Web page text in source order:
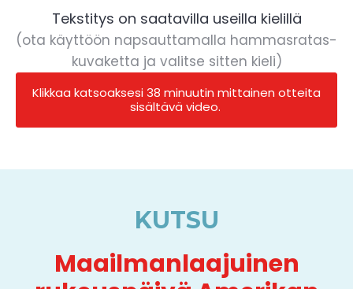
Tekstitys on saatavilla useilla kielillä
(ota käyttöön napsauttamalla hammasratas-
kuvaketta ja valitse sitten kieli)
Klikkaa katsoaksesi 38 minuutin mittainen otteita
sisältävä video.
KUTSU
Maailmanlaajuinen